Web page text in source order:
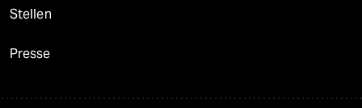
Stellen
Presse